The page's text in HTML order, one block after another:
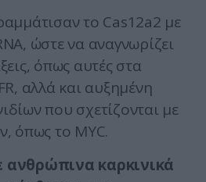
το Cas12a2 με
ώστε να αναγνωρίζει
όπως αυτές στα
αλλά και αυξημένη
που σχετίζονται με
όπως το MYC.
ανθρώπινα καρκινικά